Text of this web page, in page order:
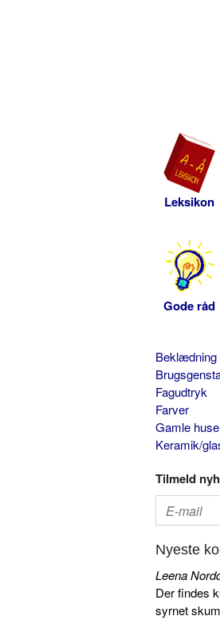
Leksikon
Gode råd
Beklædning
Fagudtryk
Farver
Gamle huse
Keramik/
Tilmeld
Nyeste
Leena
Der findes
syrnet